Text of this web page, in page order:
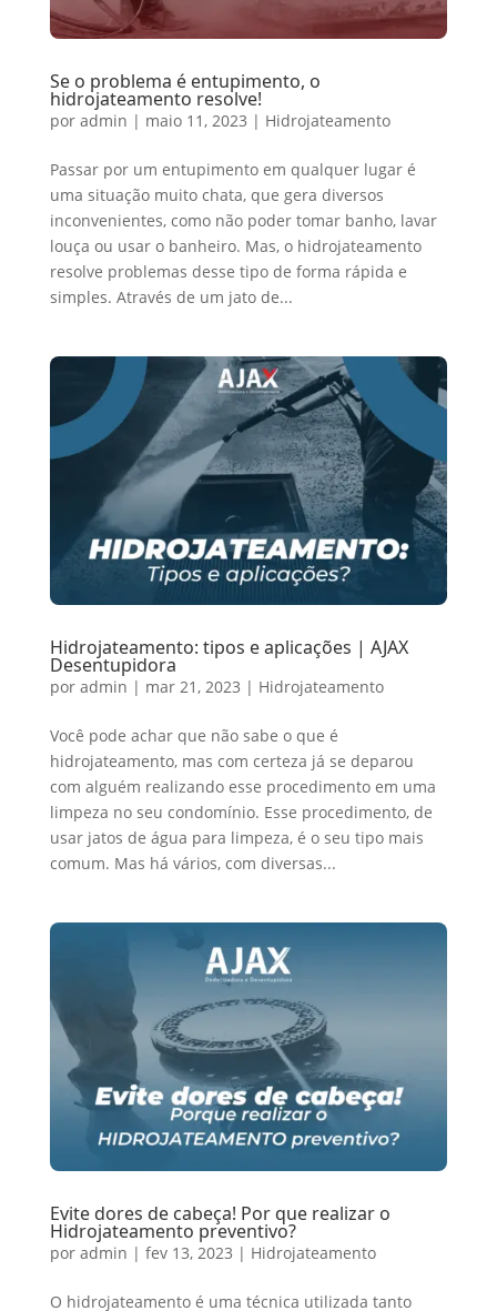
Se o problema é entupimento, o
hidrojateamento resolve!
por admin | maio 11, 2023 | Hidrojateamento
Passar por um entupimento em qualquer lugar é
uma situação muito chata, que gera diversos
inconvenientes, como não poder tomar banho, lavar
louça ou usar o banheiro. Mas, o hidrojateamento
resolve problemas desse tipo de forma rápida e
simples. Através de um jato de...
Hidrojateamento: tipos e aplicações | AJAX
Desentupidora
por admin | mar 21, 2023 | Hidrojateamento
Você pode achar que não sabe o que é
hidrojateamento, mas com certeza já se deparou
com alguém realizando esse procedimento em uma
limpeza no seu condomínio. Esse procedimento, de
usar jatos de água para limpeza, é o seu tipo mais
comum. Mas há vários, com diversas...
Evite dores de cabeça! Por que realizar o
Hidrojateamento preventivo?
por admin | fev 13, 2023 | Hidrojateamento
O hidrojateamento é uma técnica utilizada tanto